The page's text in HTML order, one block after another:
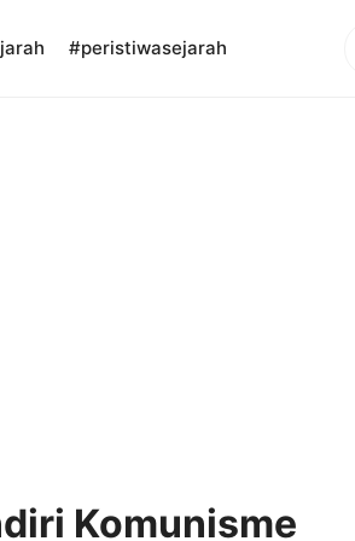
#peristiwasejarah
Komunisme